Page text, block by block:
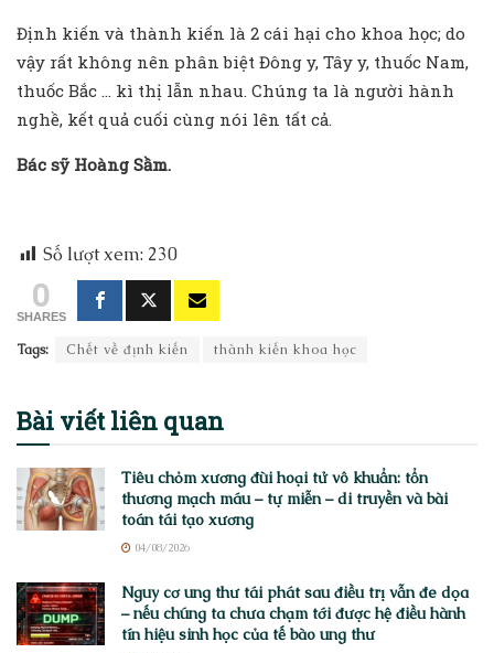
Định kiến và thành kiến là 2 cái hại cho khoa học; do
vậy rất không nên phân biệt Đông y, Tây y, thuốc Nam,
thuốc Bắc … kì thị lẫn nhau. Chúng ta là người hành
nghề, kết quả cuối cùng nói lên tất cả.
Bác sỹ Hoàng Sầm.
Số lượt xem: 230
0
SHARES
Tags: Chết về định kiến thành kiến khoa học
Bài viếtliên quan
Tiêu chỏm xương đùi hoại tử vô khuẩn: tổn
thương mạch máu – tự miễn – di truyền và bài
toán tái tạo xương
04/08/2026
Nguy cơ ung thư tái phát sau điều trị vẫn đe dọa
– nếu chúng ta chưa chạm tới được hệ điều hành
tín hiệu sinh học của tế bào ung thư